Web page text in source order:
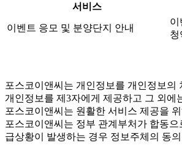
서비스
이벤트 응모 및 분양단지 안내
이
청
포스코이앤씨는 개인정보를 개인정보의
개인정보를 제3자에게 제공하고 그 외
포스코이앤씨는 원활한 서비스 제공을
포스코이앤씨는 정부 관계부처가 합동
급상황이 발생하는 경우 정보주체의 동